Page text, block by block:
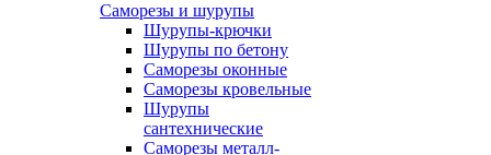
Саморезы и шурупы
Шурупы-крючки
Шурупы по бетону
Саморезы оконные
Саморезы кровельные
Шурупы
сантехнические
Саморезы металл-